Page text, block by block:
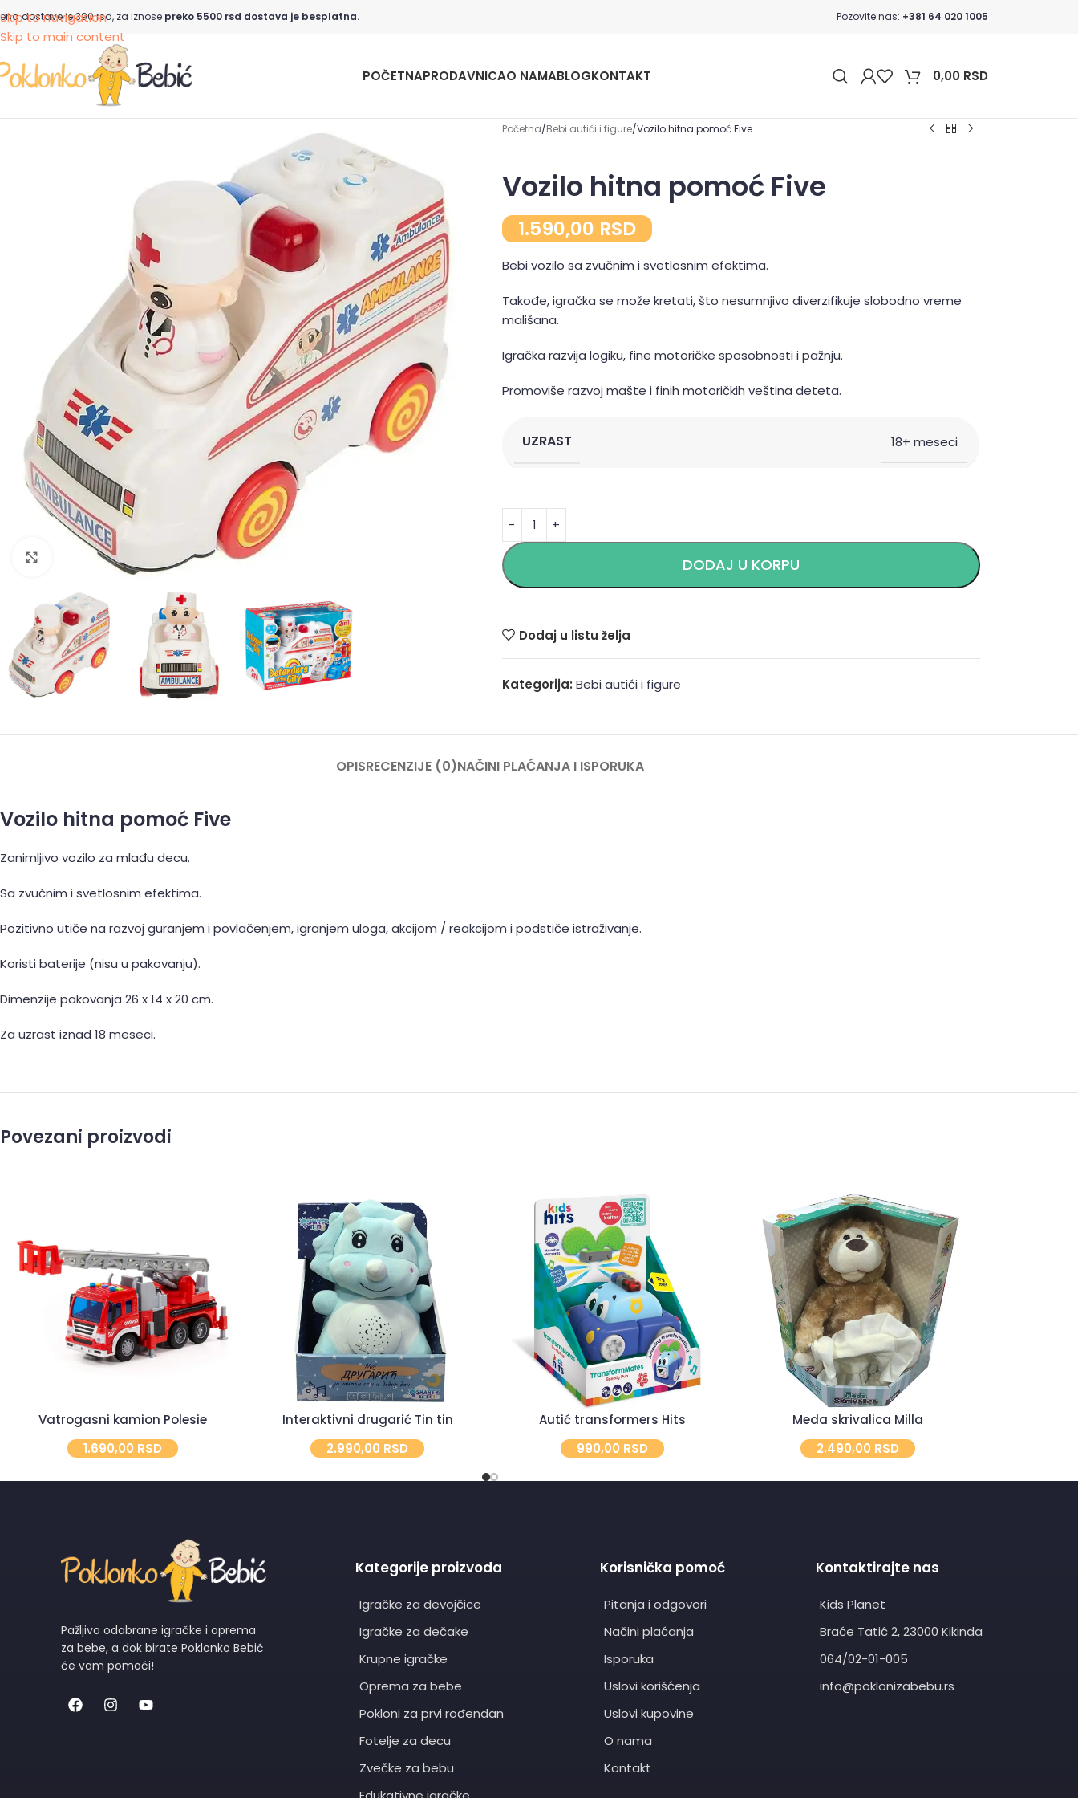
Skip to navigation
Skip to main content
dostave je 390 rsd, za iznose preko 5500 rsd dostava je besplatna. Pozovite nas: +381 64 020 1005
POČETNAPRODAVNICAO NAMABLOGKONTAKT 0,00 RSD
Click to enlarge
Početna Bebi autići i figure Vozilo hitna pomoć Five
Vozilo hitna pomoć Five
1.590,00 RSD
Bebi vozilo sa zvučnim i svetlosnim efektima.
Takođe, igračka se može kretati, što nesumnjivo diverzifikuje slobodno vreme
mališana.
Igračka razvija logiku, fine motoričke sposobnosti i pažnju.
Promoviše razvoj mašte i finih motoričkih veština deteta.
UZRAST 18+ meseci
DODAJ U KORPU
Alternative:
Dodaj u listu želja
Kategorija: Bebi autići i figure
OPISRECENZIJE (0)NAČINI PLAĆANJA I ISPORUKA
Vozilo hitna pomoć Five
Zanimljivo vozilo za mlađu decu.
Sa zvučnim i svetlosnim efektima.
Pozitivno utiče na razvoj guranjem i povlačenjem, igranjem uloga, akcijom / reakcijom i podstiče istraživanje.
Koristi baterije (nisu u pakovanju).
Dimenzije pakovanja 26 x 14 x 20 cm.
Za uzrast iznad 18 meseci.
Povezani proizvodi
Vatrogasni kamion Polesie
1.690,00 RSD
Interaktivni drugarić Tin tin
2.990,00 RSD
Autić transformers Hits
990,00 RSD
Meda skrivalica Milla
2.490,00 RSD
Pažljivo odabrane igračke i oprema
za bebe, a dok birate Poklonko Bebić
će vam pomoći!
Kategorije proizvoda
Igračke za devojčice
Igračke za dečake
Krupne igračke
Oprema za bebe
Pokloni za prvi rođendan
Fotelje za decu
Zvečke za bebu
Korisnička pomoć
Pitanja i odgovori
Načini plaćanja
Isporuka
Uslovi korišćenja
Uslovi kupovine
O nama
Kontakt
Kontaktirajte nas
Kids Planet
Braće Tatić 2, 23000 Kikinda
064/02-01-005
info@poklonizabebu.rs